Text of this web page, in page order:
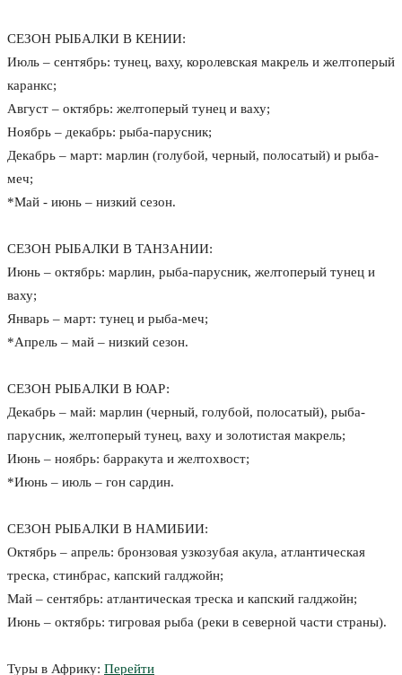
СЕЗОН РЫБАЛКИ В КЕНИИ:
Июль – сентябрь: тунец, ваху, королевская макрель и желтоперый
каранкс;
Август – октябрь: желтоперый тунец и ваху;
Ноябрь – декабрь: рыба-парусник;
Декабрь – март: марлин (голубой, черный, полосатый) и рыба-
меч;
*Май - июнь – низкий сезон.
СЕЗОН РЫБАЛКИ В ТАНЗАНИИ:
Июнь – октябрь: марлин, рыба-парусник, желтоперый тунец и
ваху;
Январь – март: тунец и рыба-меч;
*Апрель – май – низкий сезон.
СЕЗОН РЫБАЛКИ В ЮАР:
Декабрь – май: марлин (черный, голубой, полосатый), рыба-
парусник, желтоперый тунец, ваху и золотистая макрель;
Июнь – ноябрь: барракута и желтохвост;
*Июнь – июль – гон сардин.
СЕЗОН РЫБАЛКИ В НАМИБИИ:
Октябрь – апрель: бронзовая узкозубая акула, атлантическая
треска, стинбрас, капский галджойн;
Май – сентябрь: атлантическая треска и капский галджойн;
Июнь – октябрь: тигровая рыба (реки в северной части страны).
Туры в Африку: Перейти